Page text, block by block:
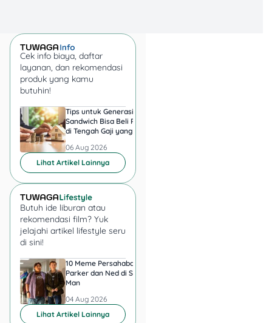
Cek info biaya, daftar
layanan, dan rekomendasi
produk yang kamu
butuhin!
Tips untuk Generasi
Sandwich Bisa Beli Rumah
di Tengah Gaji yang
06 Aug 2026
Lihat Artikel Lainnya
Butuh ide liburan atau
rekomendasi film? Yuk
jelajahi artikel lifestyle seru
di sini!
10 Meme Persahabatan
Parker dan Ned di Spider-
Man
04 Aug 2026
Lihat Artikel Lainnya